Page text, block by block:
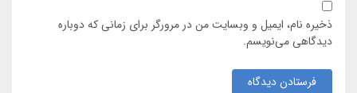
ذخیره نام، ایمیل و وبسایت من در مرورگر برای زمانی که دوباره
دیدگاهی می‌نویسم.